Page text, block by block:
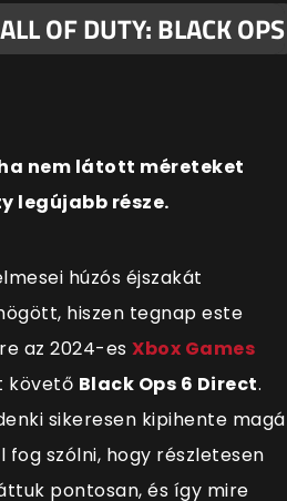
OF DUTY: BLACK OPS
nem látott méreteket
legújabb része.
húzós éjszakát
hiszen tegnap este
az 2024-es Xbox Games
követő Black Ops 6 Direct.
sikeresen kipihente
szólni, hogy részletesen
pontosan, és így mire